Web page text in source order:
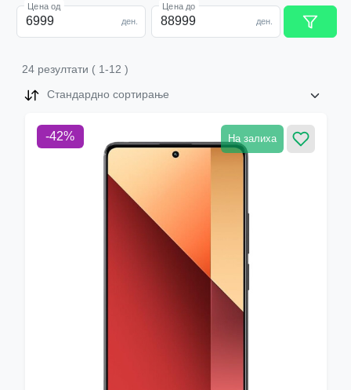
ден.
Цена од
ден.
Цена до
24 резултати ( 1-12 )
Стандардно сортирање
-42% На залиха